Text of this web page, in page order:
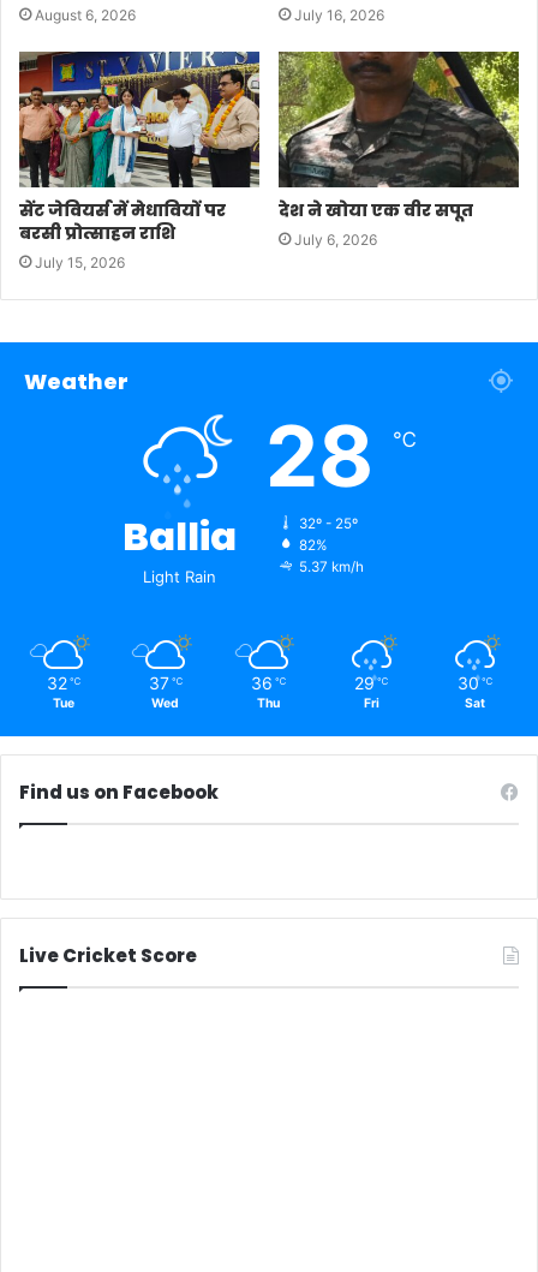
August 6, 2026 July 16, 2026
सेंट जेवियर्स में मेधावियों पर
बरसी प्रोत्साहन राशि
July 15, 2026
देश ने खोया एक वीर सपूत
July 6, 2026
Weather
Ballia
Light Rain
28 ℃
32º - 25º
82%
5.37 km/h
32 ℃
Tue
37 ℃
Wed
36 ℃
Thu
29 ℃
Fri
30 ℃
Sat
Find us on Facebook
Live Cricket Score